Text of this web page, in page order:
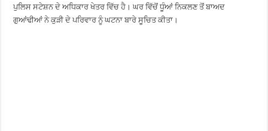
ਪੁਲਿਸ ਸਟੇਸ਼ਨ ਦੇ ਅਧਿਕਾਰ ਖੇਤਰ ਵਿੱਚ ਹੈ। ਘਰ ਵਿੱਚੋਂ ਧੂੰਆਂ ਨਿਕਲਣ ਤੋਂ ਬਾਅਦ
ਗੁਆਂਢੀਆਂ ਨੇ ਕੁੜੀ ਦੇ ਪਰਿਵਾਰ ਨੂੰ ਘਟਨਾ ਬਾਰੇ ਸੂਚਿਤ ਕੀਤਾ।